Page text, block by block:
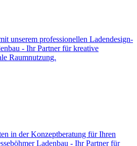
unserem professionellen Ladendesign-
- Ihr Partner für kreative